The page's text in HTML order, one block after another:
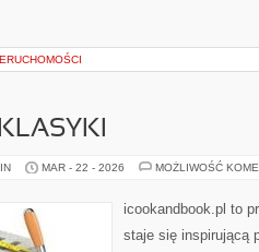
MAR - 22 - 2026 MOŻLIWOŚĆ
icookandbook.pl to
staje się inspirującą